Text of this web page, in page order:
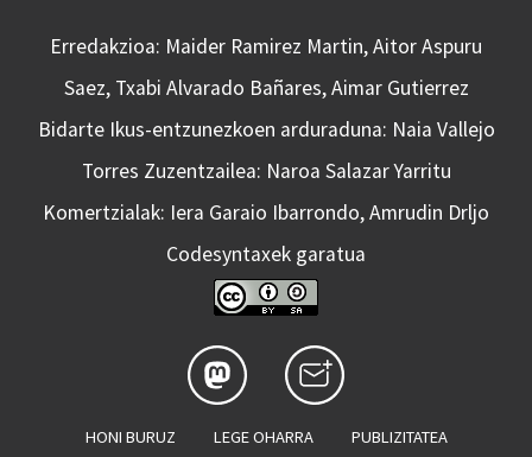
Erredakzioa: Maider Ramirez Martin, Aitor Aspuru
Saez, Txabi Alvarado Bañares, Aimar Gutierrez
Bidarte Ikus-entzunezkoen arduraduna: Naia Vallejo
Torres Zuzentzailea: Naroa Salazar Yarritu
Komertzialak: Iera Garaio Ibarrondo, Amrudin Drljo
Codesyntaxek garatua
HONI BURUZ LEGE OHARRA PUBLIZITATEA